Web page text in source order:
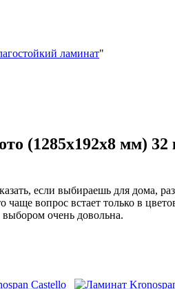
ламинат"
(1285x192x8 мм) 32
если выбираешь для дома,
вопрос встает только в
очень довольна.